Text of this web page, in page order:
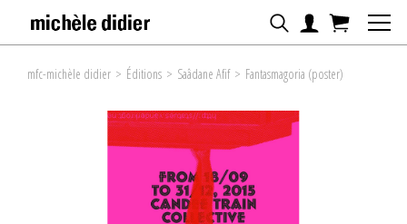
mfc-michèle didier > Éditions > Saâdane Afif > Fantasmagoria (poster)